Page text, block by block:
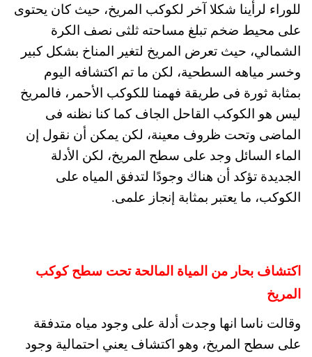
للوراء لرأينا شكلا آخر لكوكب المريخ، حيث كان يحتوى
على محيط ضخم تبلغ مساحته ثلثى نصف الكرة
الشمالي، حيث تعرض المريخ لتغير المناخ بشكل كبير
وخسر مياهه السطحية، لكن ما تم اكتشافه اليوم
بمثابة ثورة فى طريقة فهمنا للكوكب الأحمر، فالمريخ
ليس هو الكوكب القاحل الجاف كما كنا نظنه فى
الماضى وتحت ظروف معينة، لكن يمكن أن نقول إن
الماء السائل وجد على سطح المريخ، لكن الأدلة
الجديدة تؤكد أن هناك وجودًا لتدفق المياه على
الكوكب، ما يعتبر بمثابة إنجاز علمى.
اكتشاف بحار من المياة المالحة تحت سطح كوكب
المريخ
وقالت ناسا انها وجدت أدلة على وجود مياه متدفقة
على سطح المريخ، وهو اكتشاف يعني احتمالية وجود